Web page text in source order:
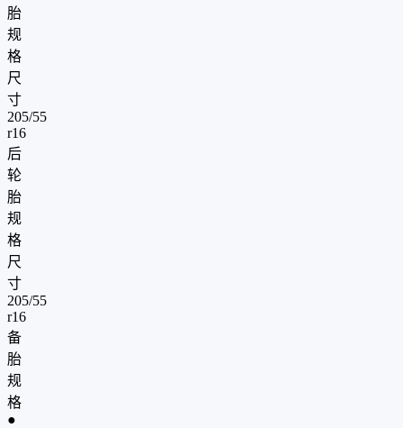
胎
规
格
尺
寸
205/55
r16
后
轮
胎
规
格
尺
寸
205/55
r16
备
胎
规
格
●